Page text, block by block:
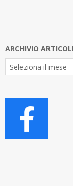
ARCHIVIO ARTICOLI
Archivio
Articoli